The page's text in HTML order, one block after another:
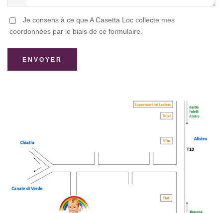
Je consens à ce que A Casetta Loc collecte mes
coordonnées par le biais de ce formulaire.
ENVOYER